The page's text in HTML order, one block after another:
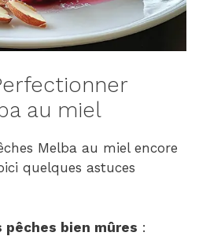
au miel
Melba au miel encore
quelques astuces
pêches bien mûres :